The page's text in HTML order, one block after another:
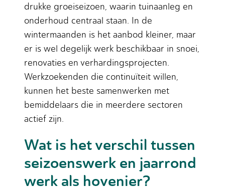
drukke groeiseizoen, waarin tuinaanleg en
onderhoud centraal staan. In de
wintermaanden is het aanbod kleiner, maar
er is wel degelijk werk beschikbaar in snoei,
renovaties en verhardingsprojecten.
Werkzoekenden die continuïteit willen,
kunnen het beste samenwerken met
bemiddelaars die in meerdere sectoren
actief zijn.
Wat is het verschil tussen
seizoenswerk en jaarrond
werk als hovenier?